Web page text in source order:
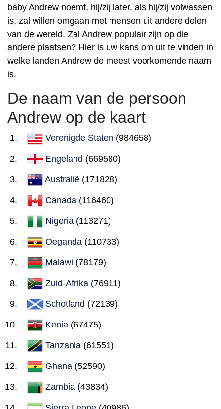
baby Andrew noemt, hij/zij later, als hij/zij volwassen
is, zal willen omgaan met mensen uit andere delen
van de wereld. Zal Andrew populair zijn op die
andere plaatsen? Hier is uw kans om uit te vinden in
welke landen Andrew de meest voorkomende naam
is.
De naam van de persoon
Andrew op de kaart
Verenigde Staten (984658)
Engeland (669580)
Australië (171828)
Canada (116460)
Nigeria (113271)
Oeganda (110733)
Malawi (78179)
Zuid-Afrika (76911)
Schotland (72139)
Kenia (67475)
Tanzania (61551)
Ghana (52590)
Zambia (43834)